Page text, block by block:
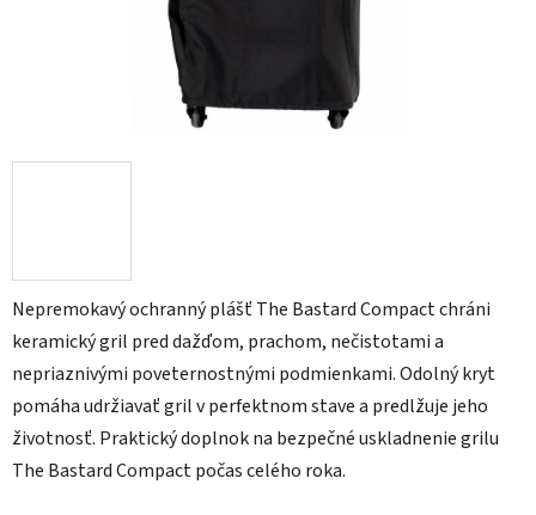
Nepremokavý ochranný plášť The Bastard Compact chráni
keramický gril pred dažďom, prachom, nečistotami a
nepriaznivými poveternostnými podmienkami. Odolný kryt
pomáha udržiavať gril v perfektnom stave a predlžuje jeho
životnosť. Praktický doplnok na bezpečné uskladnenie grilu
The Bastard Compact počas celého roka.